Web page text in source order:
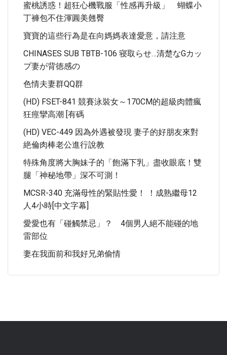
蜜桃誘惑！超狂心機戰服「性感再升級」 蝴蝶小
丁褲包不住渾圓美翹臀
寶寶的這些行為是在向媽媽表達愛意，請注意
CHINASES SUB TBTB-106 寝取らせ…清楚なGカッ
プ妻が背徳感の
色情夫妻群QQ群
(HD) FSET-841 競賽泳裝女～170CM的超級肉體瘋
狂痙攣高潮 [有碼
(HD) VEC-449 因為外遇被發現 妻子的好朋友來對
絶倫肉棒老公進行說教
特殊角度將大胸妹子的「飽滿下乳」盡收眼底！雙
腿「神秘地帶」深不可測！
MCSR-340 充滿母性的緊貼性愛！ ！成熟繼母12
人4小時[中文字幕]
愛愛也有「碰觸禁忌」？ 4個男人絕不能碰的地
雷部位
妻在我面前和我好兄弟偷情